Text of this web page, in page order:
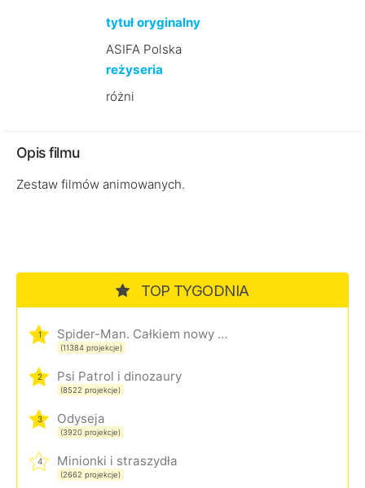
tytuł oryginalny
ASIFA Polska
reżyseria
różni
Opis filmu
Zestaw filmów animowanych.
TOP TYGODNIA
1 Spider-Man. Całkiem nowy dzień
(11384 projekcje)
2 Psi Patrol i dinozaury
(8522 projekcje)
3 Odyseja
(3920 projekcje)
4 Minionki i straszydła
(2662 projekcje)